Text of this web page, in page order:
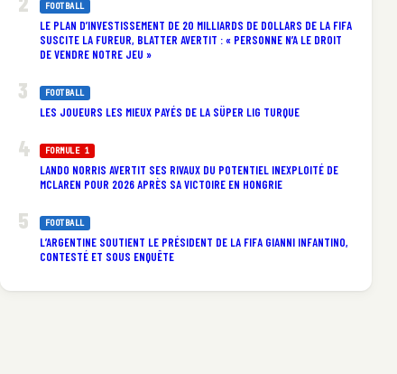
FOOTBALL
LE PLAN D’INVESTISSEMENT DE 20 MILLIARDS DE DOLLARS DE LA FIFA
SUSCITE LA FUREUR, BLATTER AVERTIT : « PERSONNE N’A LE DROIT
DE VENDRE NOTRE JEU »
FOOTBALL
LES JOUEURS LES MIEUX PAYÉS DE LA SÜPER LIG TURQUE
FORMULE 1
LANDO NORRIS AVERTIT SES RIVAUX DU POTENTIEL INEXPLOITÉ DE
MCLAREN POUR 2026 APRÈS SA VICTOIRE EN HONGRIE
FOOTBALL
L’ARGENTINE SOUTIENT LE PRÉSIDENT DE LA FIFA GIANNI INFANTINO,
CONTESTÉ ET SOUS ENQUÊTE